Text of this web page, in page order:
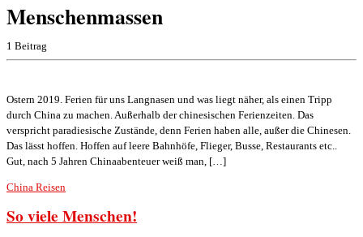
Menschenmassen
1 Beitrag
Ostern 2019. Ferien für uns Langnasen und was liegt näher, als einen Tripp
durch China zu machen. Außerhalb der chinesischen Ferienzeiten. Das
verspricht paradiesische Zustände, denn Ferien haben alle, außer die Chinesen.
Das lässt hoffen. Hoffen auf leere Bahnhöfe, Flieger, Busse, Restaurants etc..
Gut, nach 5 Jahren Chinaabenteuer weiß man, […]
China Reisen
So viele Menschen!